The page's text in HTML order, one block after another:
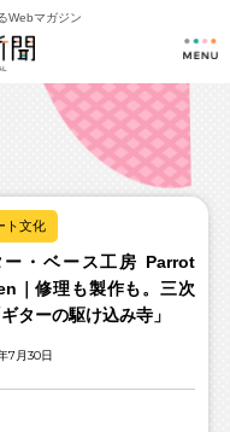
Webマガジン
ト文化
・ベース工房 Parrot
｜修理も製作も。三次
ターの駆け込み寺」
7月30日